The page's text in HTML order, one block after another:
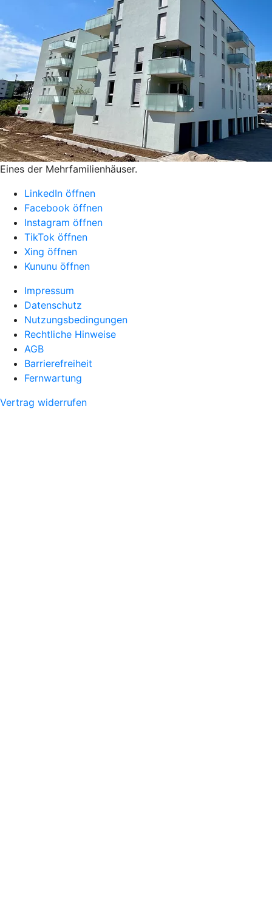
Eines der Mehrfamilienhäuser.
LinkedIn öffnen
Facebook öffnen
Instagram öffnen
TikTok öffnen
Xing öffnen
Kununu öffnen
Impressum
Datenschutz
Nutzungsbedingungen
Rechtliche Hinweise
AGB
Barrierefreiheit
Fernwartung
Vertrag widerrufen